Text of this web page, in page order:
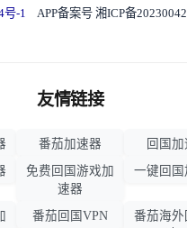
号-1 APP备案号 湘ICP备
友情链接
番茄加速器
回国
免费回国游戏加
速器
一键回国
番茄回国VPN
番茄海外